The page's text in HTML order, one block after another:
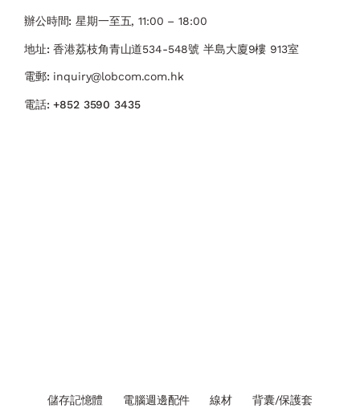
辦公時間: 星期一至五, 11:00 – 18:00
地址: 香港荔枝角青山道534-548號 ​半島大廈9樓 913室
電郵: inquiry@lobcom.com.hk
電話:+852 3590 3435
儲存記憶體 電腦週邊配件 線材 背囊/保護套